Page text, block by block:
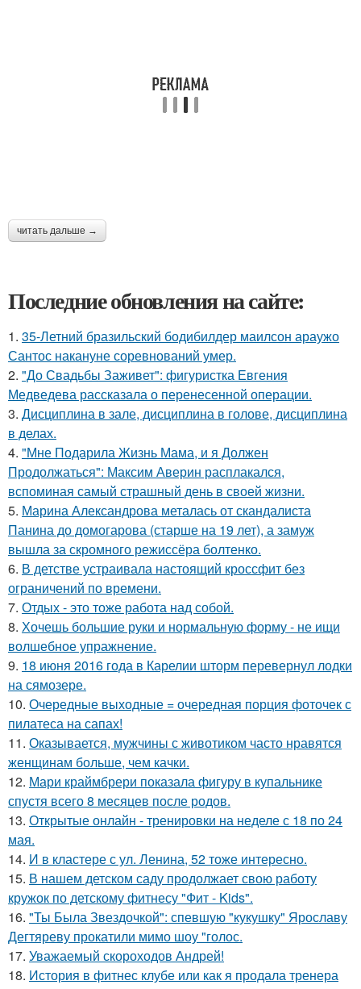
читать дальше →
Последние обновления на сайте:
1. 35-Летний бразильский бодибилдер маилсон араужо
Сантос накануне соревнований умер.
2. "До Свадьбы Заживет": фигуристка Евгения
Медведева рассказала о перенесенной операции.
3. Дисциплина в зале, дисциплина в голове, дисциплина
в делах.
4. "Мне Подарила Жизнь Мама, и я Должен
Продолжаться": Максим Аверин расплакался,
вспоминая самый страшный день в своей жизни.
5. Марина Александрова металась от скандалиста
Панина до домогарова (старше на 19 лет), а замуж
вышла за скромного режиссёра болтенко.
6. В детстве устраивала настоящий кроссфит без
ограничений по времени.
7. Отдых - это тоже работа над собой.
8. Хочешь большие руки и нормальную форму - не ищи
волшебное упражнение.
9. 18 июня 2016 года в Карелии шторм перевернул лодки
на сямозере.
10. Очередные выходные = очередная порция фоточек с
пилатеса на сапах!
11. Оказывается, мужчины с животиком часто нравятся
женщинам больше, чем качки.
12. Мари краймбрери показала фигуру в купальнике
спустя всего 8 месяцев после родов.
13. Открытые онлайн - тренировки на неделе с 18 по 24
мая.
14. И в кластере с ул. Ленина, 52 тоже интересно.
15. В нашем детском саду продолжает свою работу
кружок по детскому фитнесу "Фит - Kids".
16. "Ты Была Звездочкой": спевшую "кукушку" Ярославу
Дегтяреву прокатили мимо шоу "голос.
17. Уважаемый скороходов Андрей!
18. История в фитнес клубе или как я продала тренера